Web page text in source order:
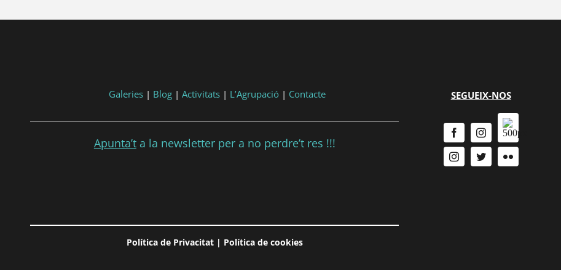
Galeries| Blog| Activitats| L’Agrupació| Contacte
Apunta’ta la newsletter per a no perdre’t res !!!
SEGUEIX-NOS
Política de Privacitat| Política de cookies